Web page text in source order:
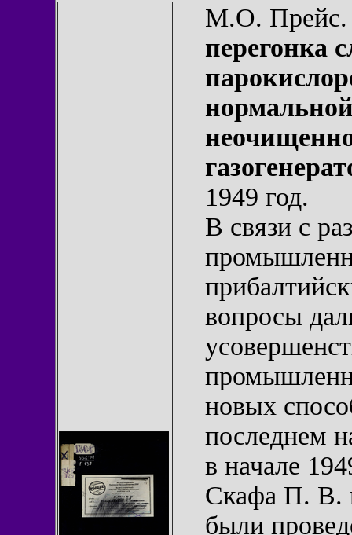
М.О.
перегонка
1949 год.
В связи с
вопросы
новых
последнем
в начале
Скафа П. В.
были